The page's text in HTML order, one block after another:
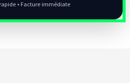
• Facture immédiate